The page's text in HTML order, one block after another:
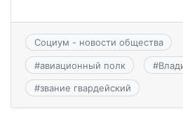
Социум - новости общества
#авиационный полк #
#звание гвардейский